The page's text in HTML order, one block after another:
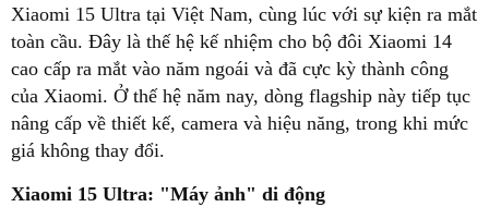
Xiaomi 15 Ultra tại Việt Nam, cùng lúc với sự kiện ra mắt
toàn cầu. Đây là thế hệ kế nhiệm cho bộ đôi Xiaomi 14
cao cấp ra mắt vào năm ngoái và đã cực kỳ thành công
của Xiaomi. Ở thế hệ năm nay, dòng flagship này tiếp tục
nâng cấp về thiết kế, camera và hiệu năng, trong khi mức
giá không thay đổi.
Xiaomi 15 Ultra: "Máy ảnh" di động